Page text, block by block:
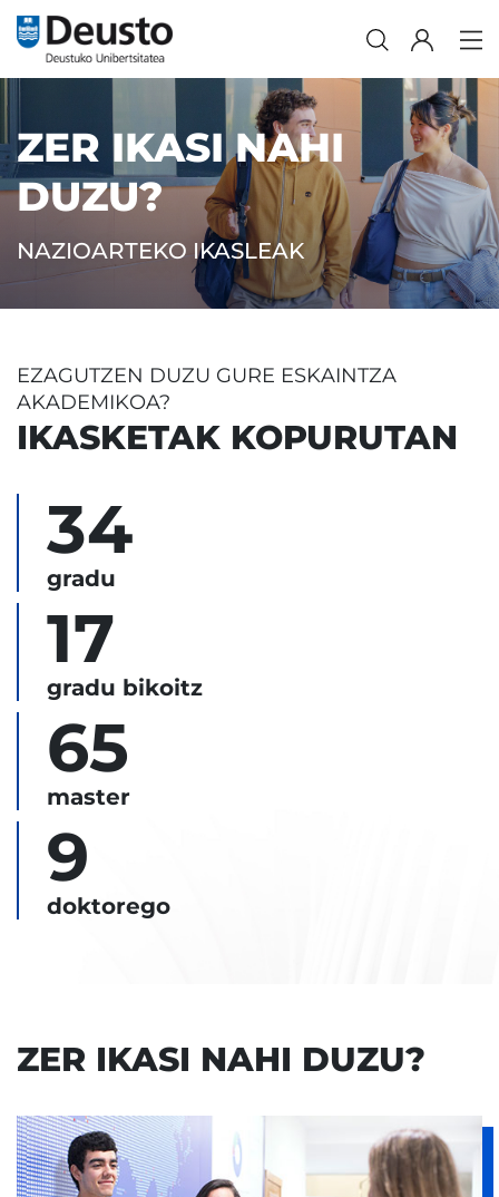
ZER IKASI NAHI
DUZU?
NAZIOARTEKO IKASLEAK
EZAGUTZEN DUZU GURE ESKAINTZA
AKADEMIKOA?
IKASKETAK KOPURUTAN
34
gradu
17
gradu bikoitz
65
master
9
doktorego
ZER IKASI NAHI DUZU?